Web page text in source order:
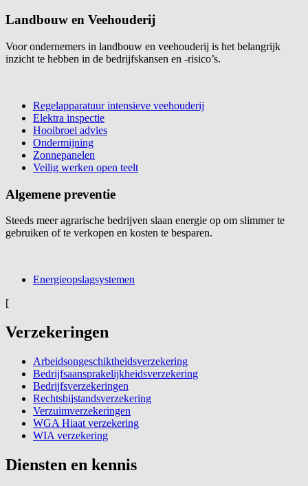
Landbouw en Veehouderij
Voor ondernemers in landbouw en veehouderij is het belangrijk
inzicht te hebben in de bedrijfskansen en -risico’s.
Regelapparatuur intensieve veehouderij
Elektra inspectie
Hooibroei advies
Ondermijning
Zonnepanelen
Veilig werken open teelt
Algemene preventie
Steeds meer agrarische bedrijven slaan energie op om slimmer te
gebruiken of te verkopen en kosten te besparen.
Energieopslagsystemen
[
Verzekeringen
Arbeidsongeschiktheidsverzekering
Bedrijfsaansprakelijkheidsverzekering
Bedrijfsverzekeringen
Rechtsbijstandsverzekering
Verzuimverzekeringen
WGA Hiaat verzekering
WIA verzekering
Diensten en kennis